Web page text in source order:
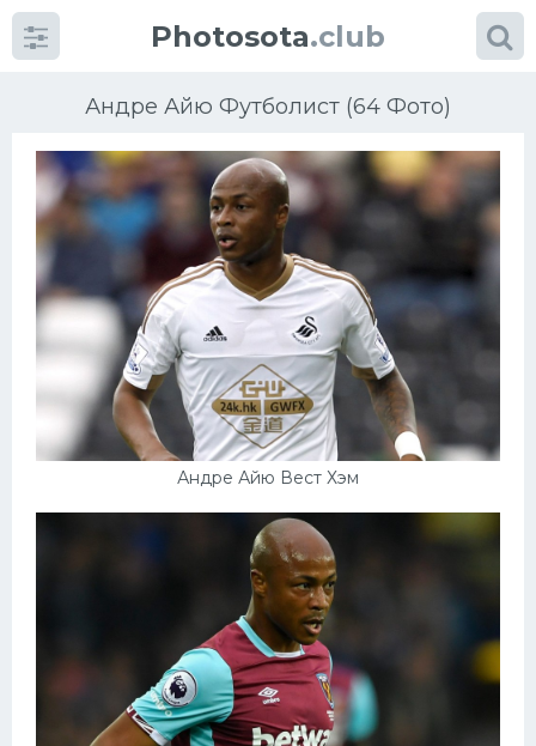
Photosota.club
Андре Айю Футболист (64 Фото)
Андре Айю Вест Хэм
Категории Фото
Еще картинки...
Футбол
Баскетбол
Интерьер квартиры